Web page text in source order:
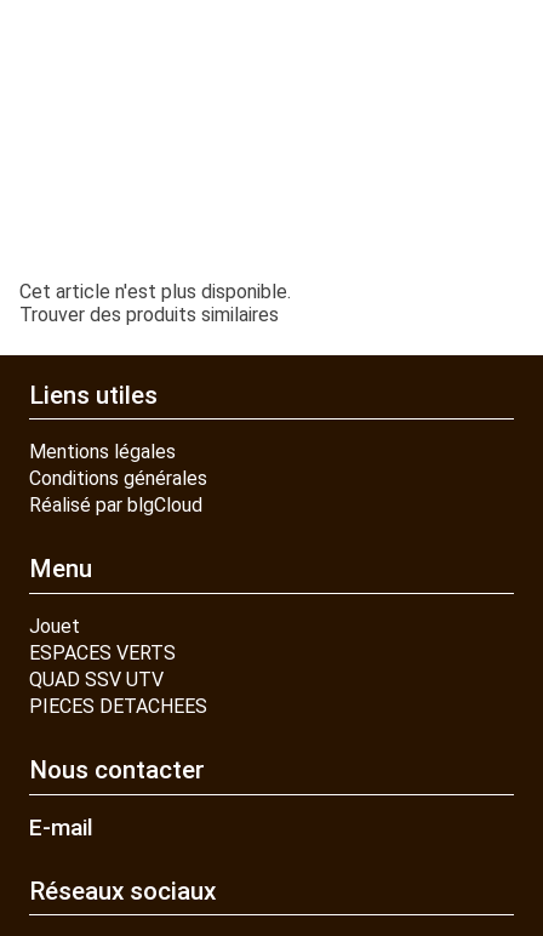
Cet article n'est plus disponible.
Trouver des produits similaires
Liens utiles
Mentions légales
Conditions générales
Réalisé par blgCloud
Menu
Jouet
ESPACES VERTS
QUAD SSV UTV
PIECES DETACHEES
Nous contacter
E-mail
Réseaux sociaux